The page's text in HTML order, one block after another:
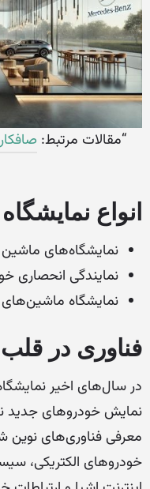
“مقالات مرتبط:
انواع
نمایشگاه‌های
نمایندگی انحصاری
نمایشگاه
فناوری در
در سال‌های اخیر
نمایش خودروهای جدید
معرفی فناوری‌های نوین
خودروهای الکتریکی،